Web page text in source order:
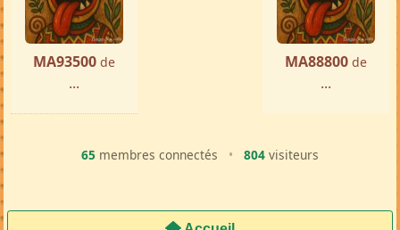
MA93500 de
...
MA88800 de
...
65 membres connectés • 804 visiteurs